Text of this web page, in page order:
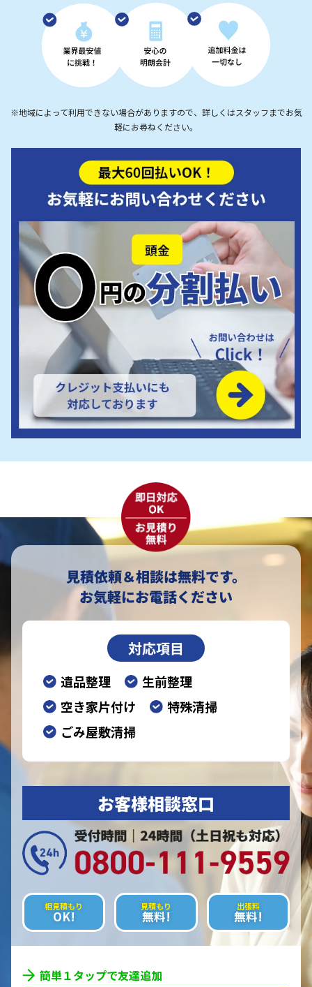
※地域によって利用できない場合がありますので、詳しくはスタッフまでお気
軽にお尋ねください。
見積依頼＆相談は無料です。
お気軽にお電話ください
対応項目
遺品整理
生前整理
空き家片付け
特殊清掃
ごみ屋敷清掃
お客様相談窓口
相見積もり
OK!
見積もり
無料!
出張料
無料!
簡単１タップで友達追加